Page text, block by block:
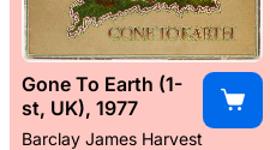
Gone To Earth (1-
st, UK), 1977
Barclay James Harvest